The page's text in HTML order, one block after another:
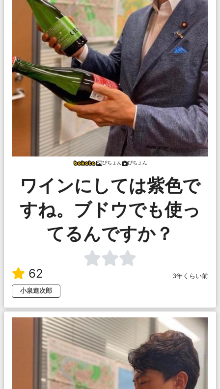
ぴちょん ぴちょん
ワインにしては紫色で
すね。ブドウでも使っ
てるんですか？
62
3年くらい前
小泉進次郎